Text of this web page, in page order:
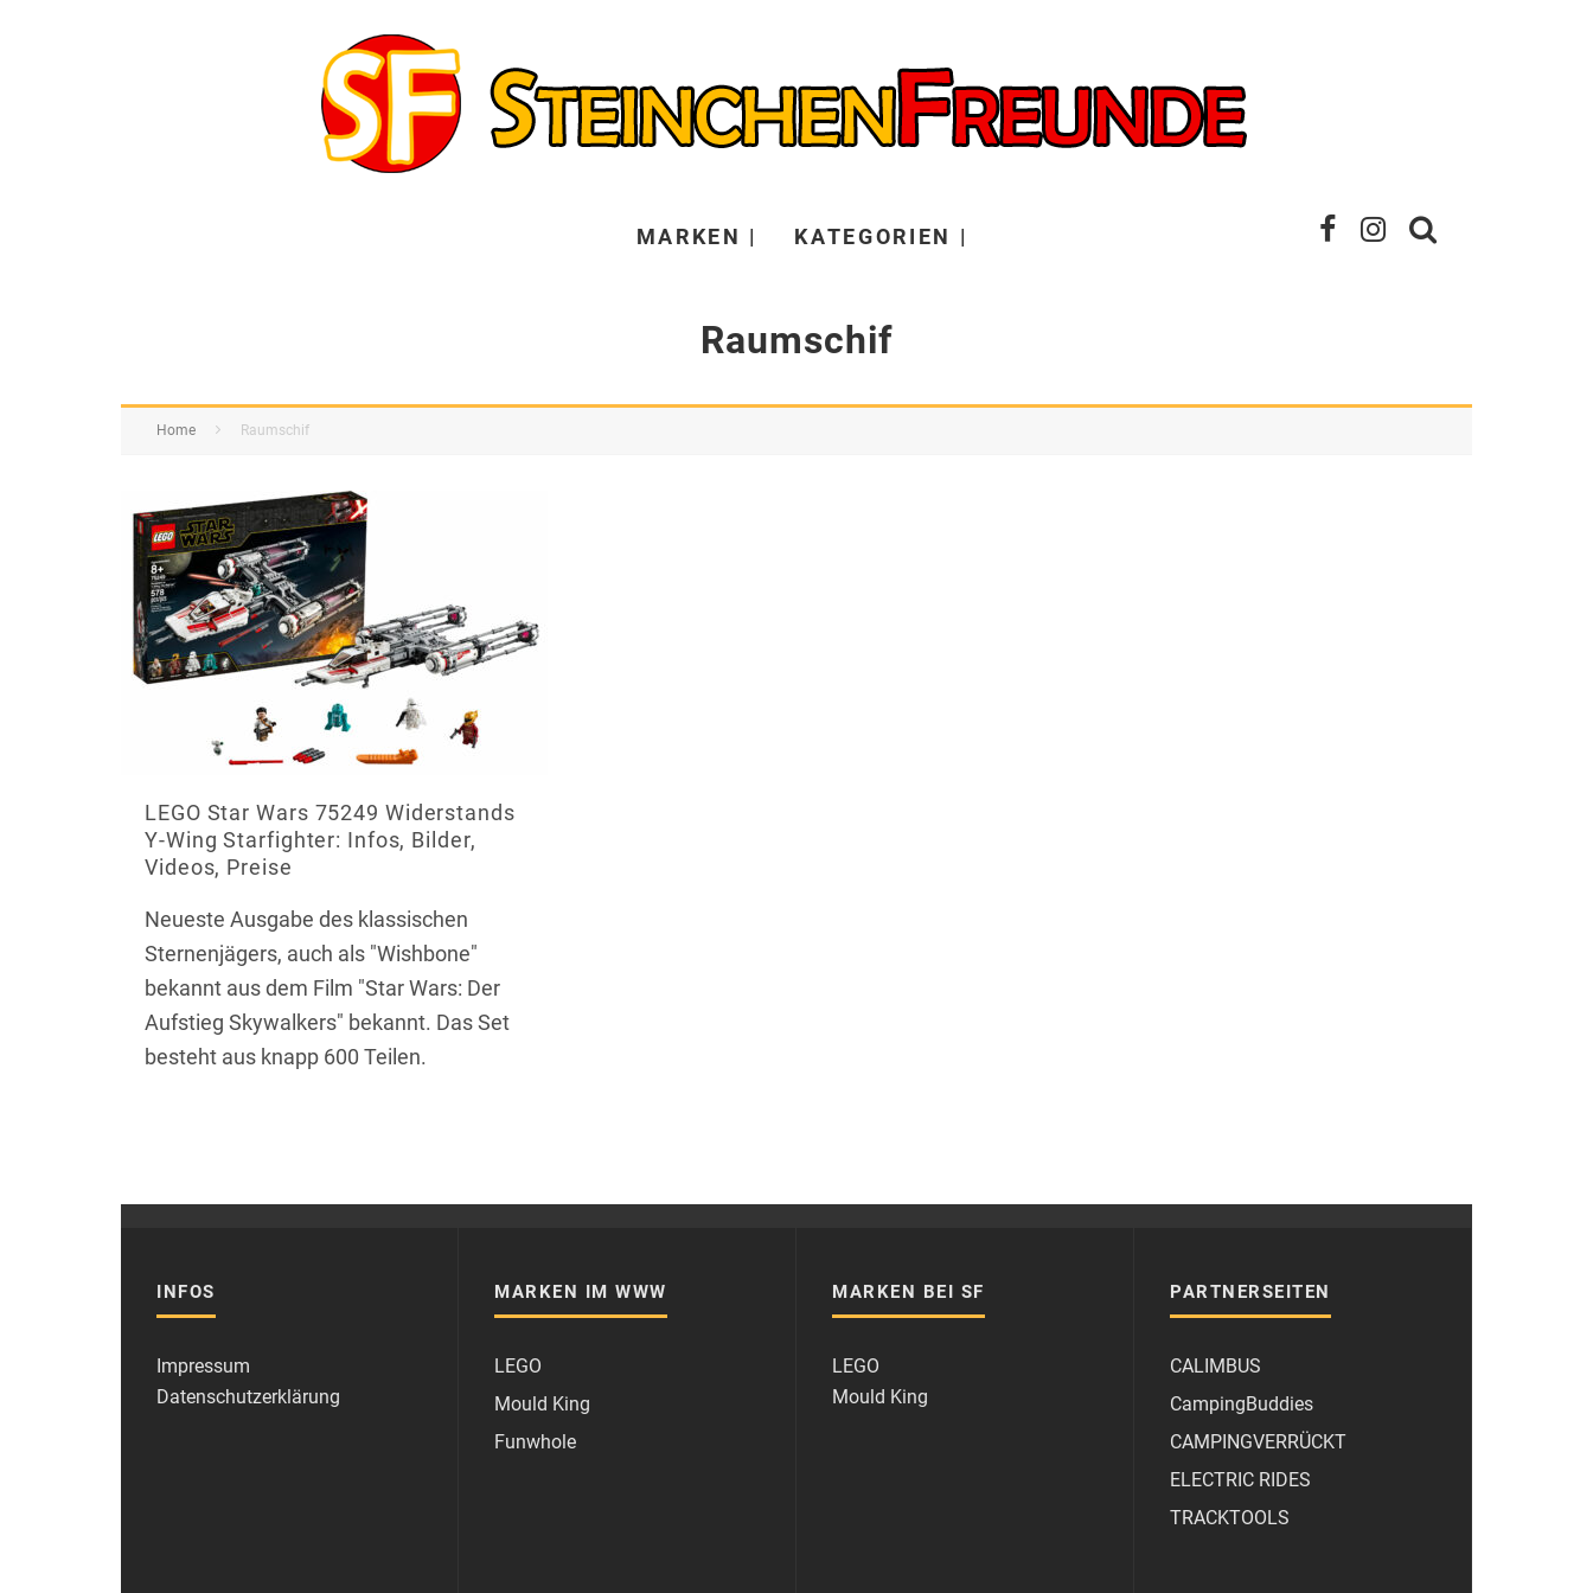
MARKEN | KATEGORIEN |
Raumschif
Home Raumschif
LEGO Star Wars 75249 Widerstands
Y-Wing Starfighter: Infos, Bilder,
Videos, Preise
Neueste Ausgabe des klassischen
Sternenjägers, auch als "Wishbone"
bekannt aus dem Film "Star Wars: Der
Aufstieg Skywalkers" bekannt. Das Set
besteht aus knapp 600 Teilen.
INFOS
Impressum
Datenschutzerklärung
MARKEN IM WWW
LEGO
Mould King
Funwhole
MARKEN BEI SF
LEGO
Mould King
PARTNERSEITEN
CALIMBUS
CampingBuddies
CAMPINGVERRÜCKT
ELECTRIC RIDES
TRACKTOOLS